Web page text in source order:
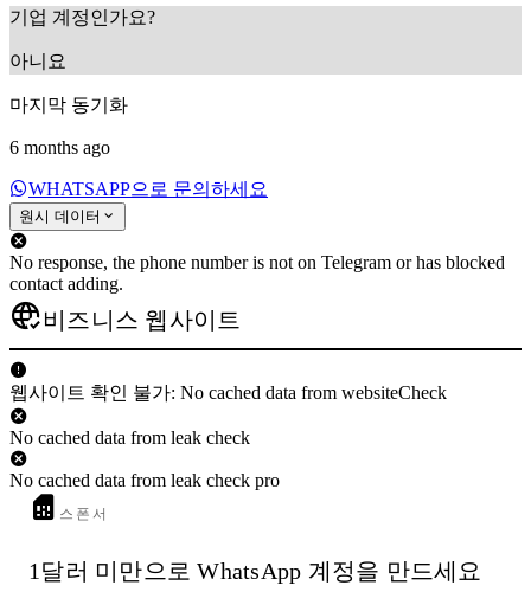
기업 계정인가요?
아니요
마지막 동기화
6 months ago
WHATSAPP으로 문의하세요
원시 데이터
No response, the phone number is not on Telegram or has blocked
contact adding.
비즈니스 웹사이트
웹사이트 확인 불가: No cached data from websiteCheck
No cached data from leak check
No cached data from leak check pro
스폰서
1달러 미만으로 WhatsApp 계정을 만드세요